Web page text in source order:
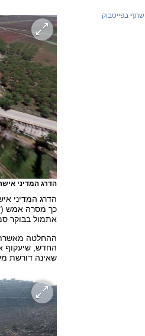
הדרג המדיני
הדרג המדיני
כך מסרה אמש
אתמול בבוקר
ההחלטה
החדש, שיעקוף
שאינה דורשת
שתף בפייסבוק